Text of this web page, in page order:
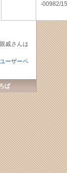
-00982/15
戚さんは
ユーザーペ
ば